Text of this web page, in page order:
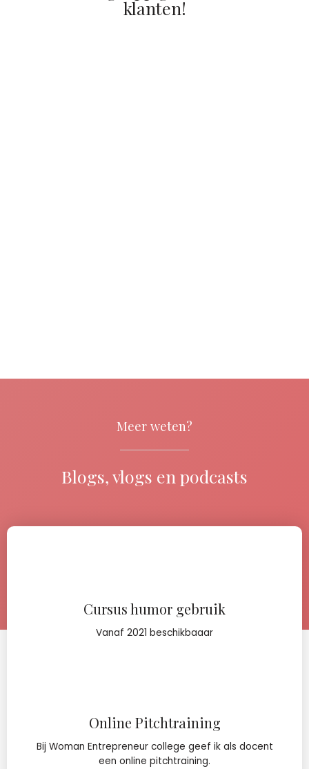
klanten!
Meer weten?
Blogs, vlogs en podcasts
Cursus humor gebruik
Vanaf 2021 beschikbaaar
Online Pitchtraining
Bij Woman Entrepreneur college geef ik als docent
een online pitchtraining.